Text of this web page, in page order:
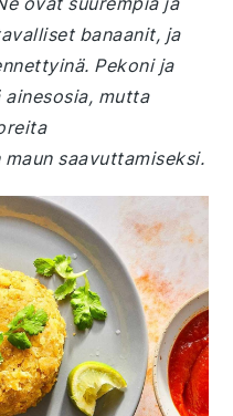
banaanit, ja
Pekoni ja
mutta
saavuttamiseksi.